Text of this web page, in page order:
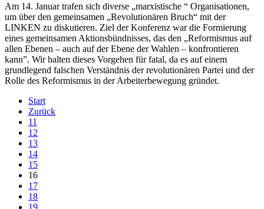
Am 14. Januar trafen sich diverse „marxistische “ Organisationen,
um über den gemeinsamen „Revolutionären Bruch“ mit der
LINKEN zu diskutieren. Ziel der Konferenz war die Formierung
eines gemeinsamen Aktionsbündnisses, das den „Reformismus auf
allen Ebenen – auch auf der Ebene der Wahlen – konfrontieren
kann”. Wir halten dieses Vorgehen für fatal, da es auf einem
grundlegend falschen Verständnis der revolutionären Partei und der
Rolle des Reformismus in der Arbeiterbewegung gründet.
Start
Zurück
11
12
13
14
15
16
17
18
19